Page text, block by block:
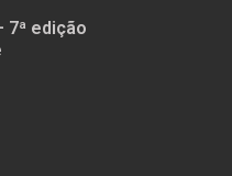
7ª edição